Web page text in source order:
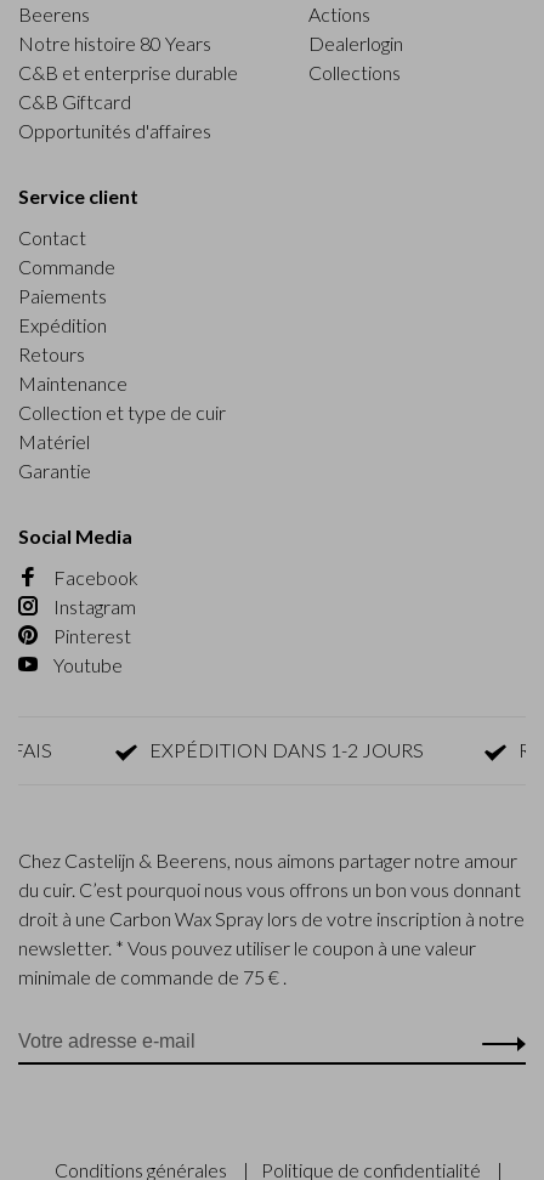
Beerens
Notre histoire 80 Years
C&B et enterprise durable
C&B Giftcard
Opportunités d'affaires
Actions
Dealerlogin
Collections
Service client
Contact
Commande
Paiements
Expédition
Retours
Maintenance
Collection et type de cuir
Matériel
Garantie
Social Media
Facebook
Instagram
Pinterest
Youtube
EXPÉDITION DANS 1-2 JOURS
Chez Castelijn & Beerens, nous aimons partager notre amour
du cuir. C’est pourquoi nous vous offrons un bon vous donnant
droit à une Carbon Wax Spray lors de votre inscription à notre
newsletter. * Vous pouvez utiliser le coupon à une valeur
minimale de commande de 75 € .
Conditions générales | Politique de confidentialité |